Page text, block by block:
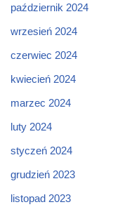
październik 2024
wrzesień 2024
czerwiec 2024
kwiecień 2024
marzec 2024
luty 2024
styczeń 2024
grudzień 2023
listopad 2023